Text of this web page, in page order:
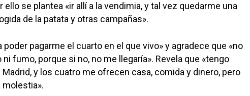
ello se plantea «ir allí a la vendimia, y tal vez quedarme una
de la patata y otras campañas».
poder pagarme el cuarto en el que vivo» y agradece que «no
fumo, porque si no, no me llegaría». Revela que «tengo
y los cuatro me ofrecen casa, comida y dinero, pero
molestia».